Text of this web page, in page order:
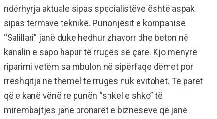
ndërhyrja aktuale sipas specialistëve është aspak
sipas termave teknikë. Punonjësit e kompanisë
“Salillari” janë duke hedhur zhavorr dhe beton në
kanalin e sapo hapur të rrugës së çarë. Kjo mënyrë
riparimi vetëm sa mbulon në sipërfaqe dëmet por
rrëshqitja në themel të rrugës nuk evitohet. Të parët
që e kanë vënë re punën “shkel e shko” të
mirëmbajtjes janë pronarët e bizneseve që janë